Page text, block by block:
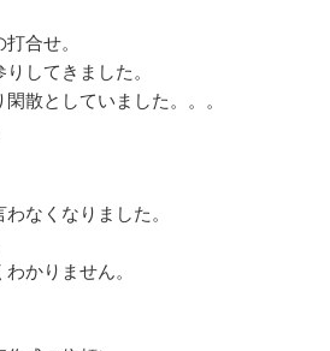
合せ。
してきました。
散としていました。。。
なくなりました。
かりません。